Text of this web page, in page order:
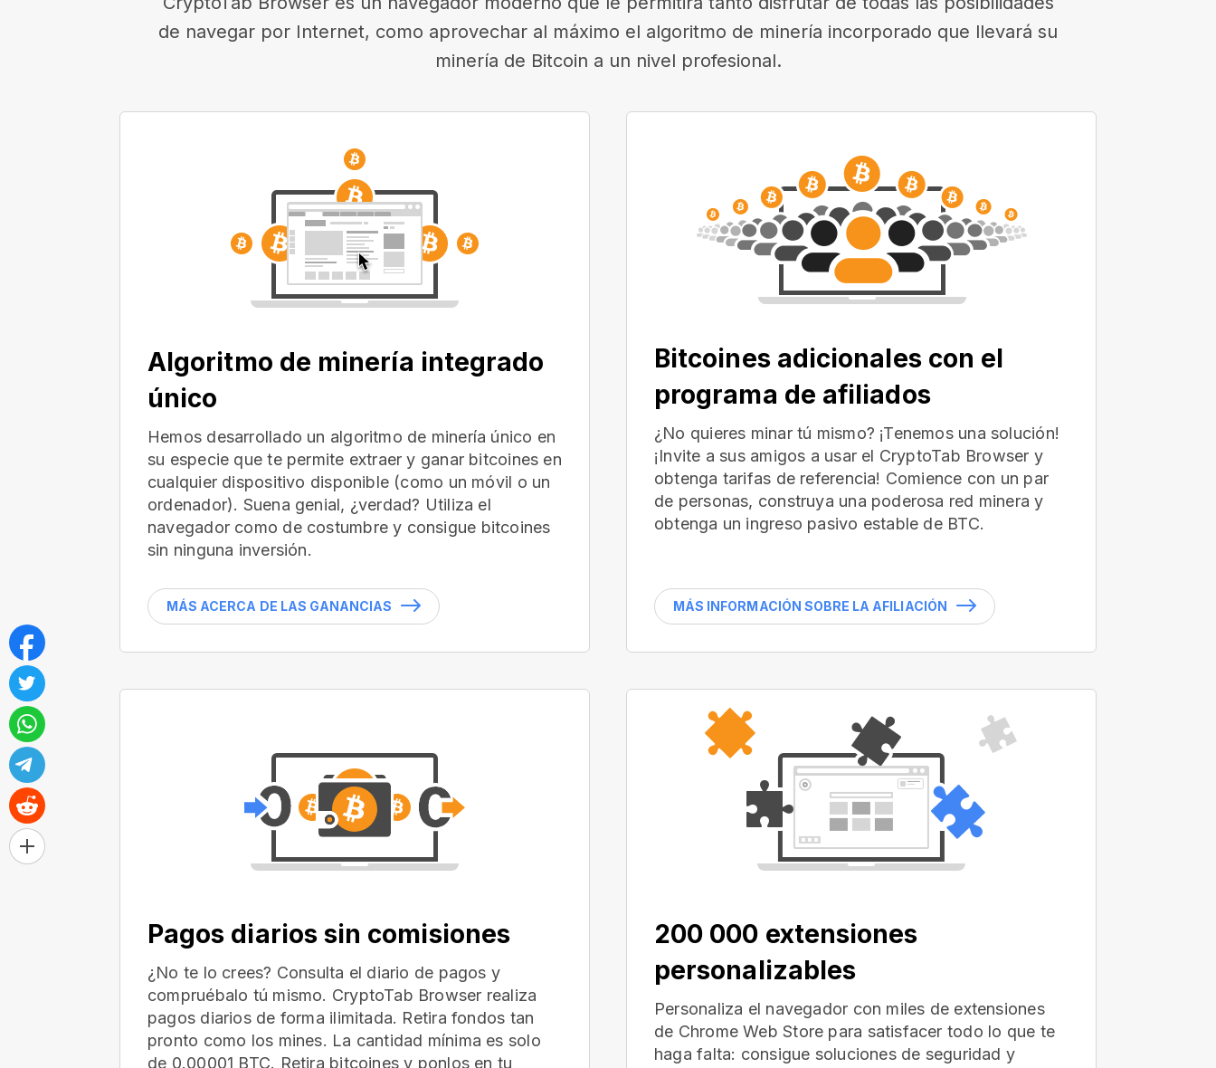
de navegar por Internet, como aprovechar al máximo el algoritmo de minería incorporado que llevará su
minería de Bitcoin a un nivel profesional.
Algoritmo de minería integrado
único
Hemos desarrollado un algoritmo de minería único en
su especie que te permite extraer y ganar bitcoines en
cualquier dispositivo disponible (como un móvil o un
ordenador). Suena genial, ¿verdad? Utiliza el
navegador como de costumbre y consigue bitcoines
sin ninguna inversión.
MÁS ACERCA DE LAS GANANCIAS
Bitcoines adicionales con el
programa de afiliados
¿No quieres minar tú mismo? ¡Tenemos una solución!
¡Invite a sus amigos a usar el CryptoTab Browser y
obtenga tarifas de referencia! Comience con un par
de personas, construya una poderosa red minera y
obtenga un ingreso pasivo estable de BTC.
MÁS INFORMACIÓN SOBRE LA AFILIACIÓN
Pagos diarios sin comisiones
¿No te lo crees? Consulta el diario de pagos y
compruébalo tú mismo. CryptoTab Browser realiza
pagos diarios de forma ilimitada. Retira fondos tan
pronto como los mines. La cantidad mínima es solo
de 0.00001 BTC. Retira bitcoines y ponlos en tu
200 000 extensiones
personalizables
Personaliza el navegador con miles de extensiones
de Chrome Web Store para satisfacer todo lo que te
haga falta: consigue soluciones de seguridad y